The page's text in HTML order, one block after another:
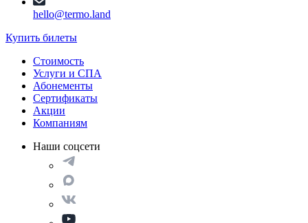
hello@termo.land
Купить билеты
Стоимость
Услуги и СПА
Абонементы
Сертификаты
Акции
Компаниям
Наши соцсети